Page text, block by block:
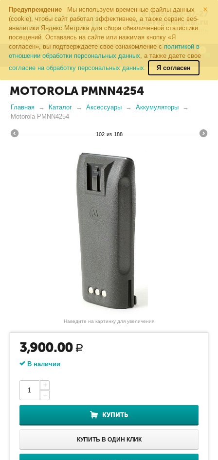
×
Предупреждение
Мы используем временные файлы данных
(cookie), чтобы сайт работал эффективнее, а также сервис веб-
аналитики Яндекс.Метрика для сбора обезличенной статистики
посещений. Оставаясь на сайте или нажимая кнопку «Я
согласен», вы подтверждаете свое ознакомление с политикой в
отношении обработки персональных данных, а также даете свое
согласие на обработку персональных данных.
Я согласен
8 (495) 502-57-27
info@radiodigital.ru
Контакты Перезвонить
КАТАЛОГ
ТОВАРОВ
MOTOROLA PMNN4254
Главная Каталог Аксессуары
Аккумуляторы
Motorola PMNN4254
102 из 188
Наведите на картинку для увеличения
3,900.00 Р
В наличии
+
−
КУПИТЬ
КУПИТЬ В ОДИН КЛИК